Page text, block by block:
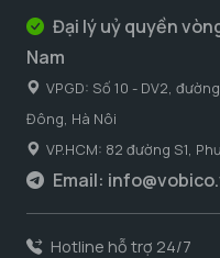
Đại lý uỷ quyền
Nam
VPGD: Số 10 - DV2,
Đông, Hà Nôi
VP.HCM: 82 đường S1,
Email:
Hotline hỗ trợ 24/7